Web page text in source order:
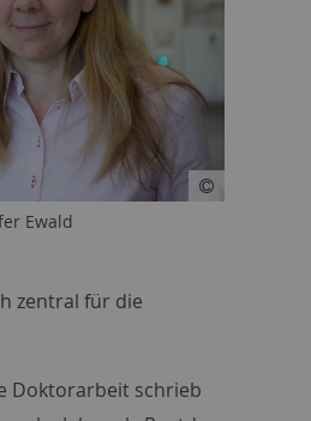
Ewald
zentral für die
Doktorarbeit schrieb